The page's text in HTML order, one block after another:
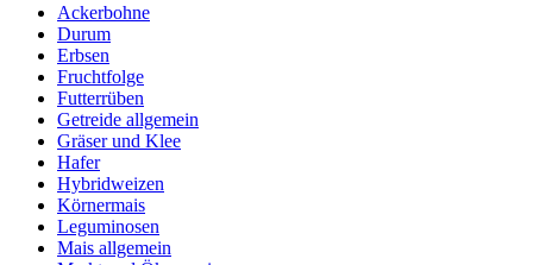
Ackerbohne
Durum
Erbsen
Fruchtfolge
Futterrüben
Getreide allgemein
Gräser und Klee
Hafer
Hybridweizen
Körnermais
Leguminosen
Mais allgemein